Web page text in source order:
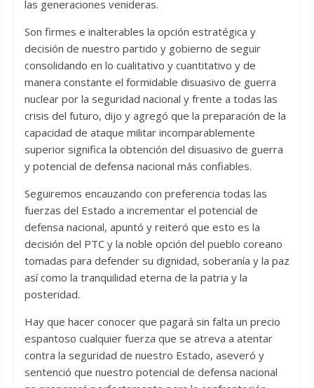
las generaciones venideras.
Son firmes e inalterables la opción estratégica y
decisión de nuestro partido y gobierno de seguir
consolidando en lo cualitativo y cuantitativo y de
manera constante el formidable disuasivo de guerra
nuclear por la seguridad nacional y frente a todas las
crisis del futuro, dijo y agregó que la preparación de la
capacidad de ataque militar incomparablemente
superior significa la obtención del disuasivo de guerra
y potencial de defensa nacional más confiables.
Seguiremos encauzando con preferencia todas las
fuerzas del Estado a incrementar el potencial de
defensa nacional, apuntó y reiteró que esto es la
decisión del PTC y la noble opción del pueblo coreano
tomadas para defender su dignidad, soberanía y la paz
así como la tranquilidad eterna de la patria y la
posteridad.
Hay que hacer conocer que pagará sin falta un precio
espantoso cualquier fuerza que se atreva a atentar
contra la seguridad de nuestro Estado, aseveró y
sentenció que nuestro potencial de defensa nacional